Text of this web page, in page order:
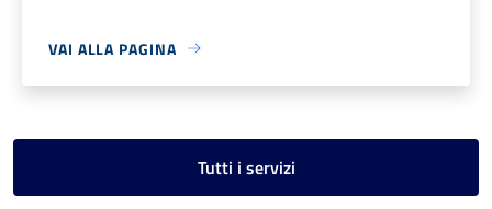
VAI ALLA PAGINA
Tutti i servizi